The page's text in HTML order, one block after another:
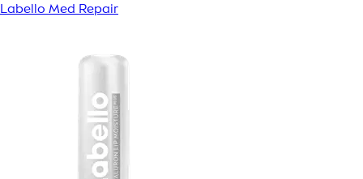
Labello Med Repair